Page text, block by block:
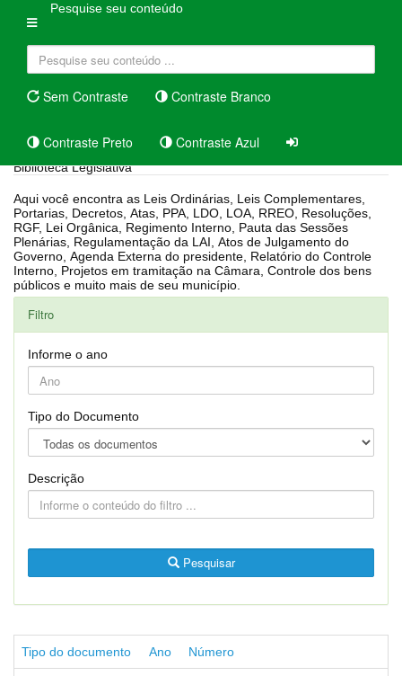
Pesquise seu conteúdo
Sem Contraste Contraste Branco
Contraste Preto Contraste Azul
Biblioteca Legislativa
Aqui você encontra as Leis Ordinárias, Leis Complementares,
Portarias, Decretos, Atas, PPA, LDO, LOA, RREO, Resoluções,
RGF, Lei Orgânica, Regimento Interno, Pauta das Sessões
Plenárias, Regulamentação da LAI, Atos de Julgamento do
Governo, Agenda Externa do presidente, Relatório do Controle
Interno, Projetos em tramitação na Câmara, Controle dos bens
públicos e muito mais de seu município.
Filtro
Informe o ano
Tipo do Documento
Descrição
Pesquisar
Tipo do documento Ano Número